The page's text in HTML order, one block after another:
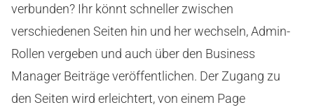
verbunden? Ihr könnt schneller zwischen
verschiedenen Seiten hin und her wechseln, Admin-
Rollen vergeben und auch über den Business
Manager Beiträge veröffentlichen. Der Zugang zu
den Seiten wird erleichtert, von einem Page